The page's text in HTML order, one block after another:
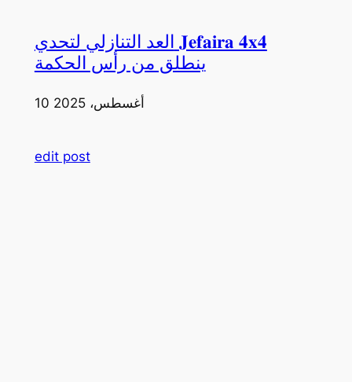
العد التنازلي لتحدي 𝐉𝐞𝐟𝐚𝐢𝐫𝐚 𝟒𝐱𝟒
ينطلق من رأس الحكمة
10 أغسطس، 2025
edit post